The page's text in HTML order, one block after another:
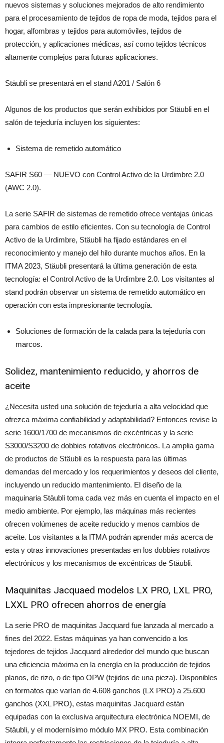
nuevos sistemas y soluciones mejorados de alto rendimiento
para el procesamiento de tejidos de ropa de moda, tejidos para el
hogar, alfombras y tejidos para automóviles, tejidos de
protección, y aplicaciones médicas, así como tejidos técnicos
altamente complejos para futuras aplicaciones.
Stäubli se presentará en el stand A201 / Salón 6
Algunos de los productos que serán exhibidos por Stäubli en el
salón de tejeduría incluyen los siguientes:
Sistema de remetido automático
SAFIR S60 — NUEVO con Control Activo de la Urdimbre 2.0
(AWC 2.0).
La serie SAFIR de sistemas de remetido ofrece ventajas únicas
para cambios de estilo eficientes. Con su tecnología de Control
Activo de la Urdimbre, Stäubli ha fijado estándares en el
reconocimiento y manejo del hilo durante muchos años. En la
ITMA 2023, Stäubli presentará la última generación de esta
tecnología: el Control Activo de la Urdimbre 2.0. Los visitantes al
stand podrán observar un sistema de remetido automático en
operación con esta impresionante tecnología.
Soluciones de formación de la calada para la tejeduría con
marcos.
Solidez, mantenimiento reducido, y ahorros de
aceite
¿Necesita usted una solución de tejeduría a alta velocidad que
ofrezca máxima confiabilidad y adaptabilidad? Entonces revise la
serie 1600/1700 de mecanismos de excéntricas y la serie
S3000/S3200 de dobbies rotativos electrónicos. La amplia gama
de productos de Stäubli es la respuesta para las últimas
demandas del mercado y los requerimientos y deseos del cliente,
incluyendo un reducido mantenimiento. El diseño de la
maquinaria Stäubli toma cada vez más en cuenta el impacto en el
medio ambiente. Por ejemplo, las máquinas más recientes
ofrecen volúmenes de aceite reducido y menos cambios de
aceite. Los visitantes a la ITMA podrán aprender más acerca de
esta y otras innovaciones presentadas en los dobbies rotativos
electrónicos y los mecanismos de excéntricas de Stäubli.
Maquinitas Jacquaed modelos LX PRO, LXL PRO,
LXXL PRO ofrecen ahorros de energía
La serie PRO de maquinitas Jacquard fue lanzada al mercado a
fines del 2022. Estas máquinas ya han convencido a los
tejedores de tejidos Jacquard alrededor del mundo que buscan
una eficiencia máxima en la energía en la producción de tejidos
planos, de rizo, o de tipo OPW (tejidos de una pieza). Disponibles
en formatos que varían de 4.608 ganchos (LX PRO) a 25.600
ganchos (XXL PRO), estas maquinitas Jacquard están
equipadas con la exclusiva arquitectura electrónica NOEMI, de
Stäubli, y el modernísimo módulo MX PRO. Esta combinación